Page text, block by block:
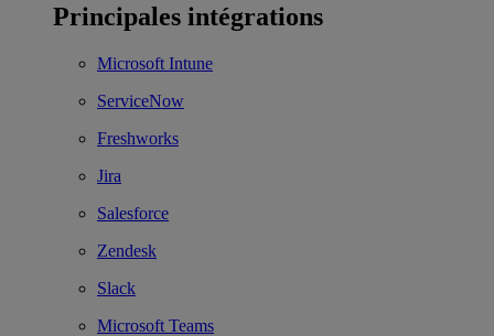
Principales intégrations
Microsoft Intune
ServiceNow
Freshworks
Jira
Salesforce
Zendesk
Slack
Microsoft Teams